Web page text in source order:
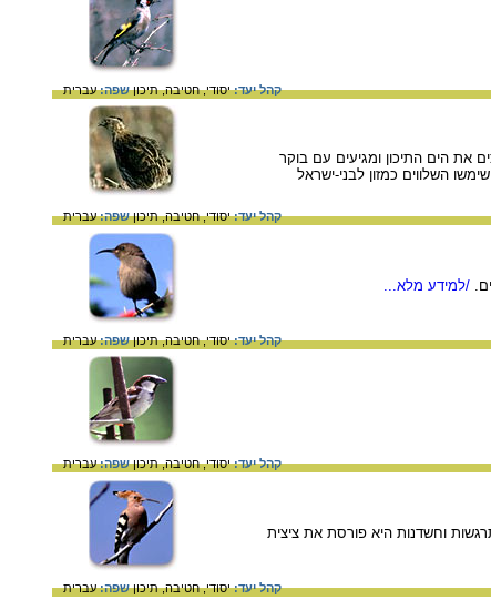
קהל יעד:יסודי,חטיבה,תיכוןשפה:עברית
את הים התיכון ומגיעים עם בוקר
השלווים כמזון לבני-ישראל
קהל יעד:יסודי,חטיבה,תיכוןשפה:עברית
/למידע מלא...
קהל יעד:יסודי,חטיבה,תיכוןשפה:עברית
קהל יעד:יסודי,חטיבה,תיכוןשפה:עברית
וחשדנות היא פורסת את ציצית
קהל יעד:יסודי,חטיבה,תיכוןשפה:עברית